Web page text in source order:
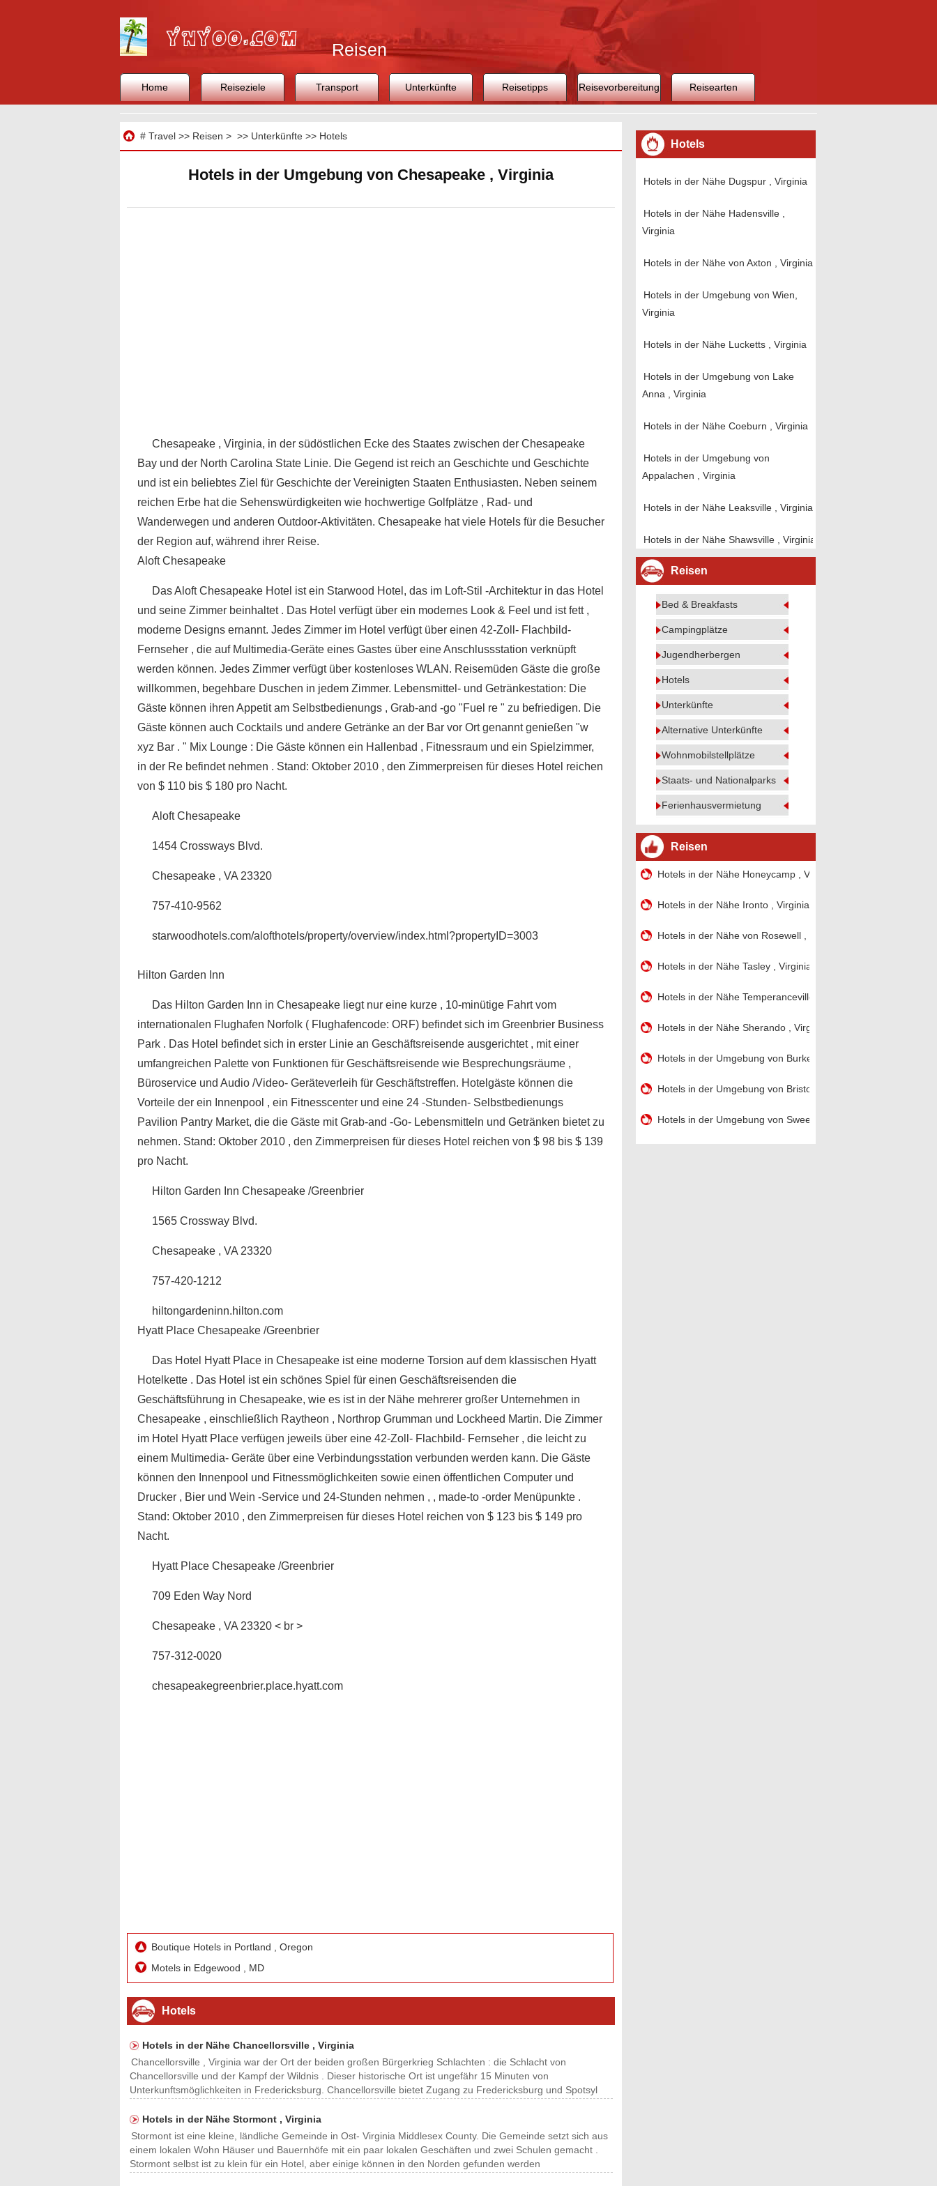
Reisen
Home Reiseziele Transport Unterkünfte Reisetipps Reisevorbereitung Reisearten
# Travel>> Reisen > >> Unterkünfte>> Hotels
Hotels in der Umgebung von Chesapeake , Virginia
Chesapeake , Virginia, in der südöstlichen Ecke des Staates zwischen der Chesapeake
Bay und der North Carolina State Linie. Die Gegend ist reich an Geschichte und Geschichte
und ist ein beliebtes Ziel für Geschichte der Vereinigten Staaten Enthusiasten. Neben seinem
reichen Erbe hat die Sehenswürdigkeiten wie hochwertige Golfplätze , Rad- und
Wanderwegen und anderen Outdoor-Aktivitäten. Chesapeake hat viele Hotels für die Besucher
der Region auf, während ihrer Reise.
Aloft Chesapeake
Das Aloft Chesapeake Hotel ist ein Starwood Hotel, das im Loft-Stil -Architektur in das Hotel
und seine Zimmer beinhaltet . Das Hotel verfügt über ein modernes Look & Feel und ist fett ,
moderne Designs ernannt. Jedes Zimmer im Hotel verfügt über einen 42-Zoll- Flachbild-
Fernseher , die auf Multimedia-Geräte eines Gastes über eine Anschlussstation verknüpft
werden können. Jedes Zimmer verfügt über kostenloses WLAN. Reisemüden Gäste die große
willkommen, begehbare Duschen in jedem Zimmer. Lebensmittel- und Getränkestation: Die
Gäste können ihren Appetit am Selbstbedienungs , Grab-and -go "Fuel re " zu befriedigen. Die
Gäste können auch Cocktails und andere Getränke an der Bar vor Ort genannt genießen "w
xyz Bar . " Mix Lounge : Die Gäste können ein Hallenbad , Fitnessraum und ein Spielzimmer,
in der Re befindet nehmen . Stand: Oktober 2010 , den Zimmerpreisen für dieses Hotel reichen
von $ 110 bis $ 180 pro Nacht.
Aloft Chesapeake
1454 Crossways Blvd.
Chesapeake , VA 23320
757-410-9562
starwoodhotels.com/alofthotels/property/overview/index.html?propertyID=3003
Hilton Garden Inn
Das Hilton Garden Inn in Chesapeake liegt nur eine kurze , 10-minütige Fahrt vom
internationalen Flughafen Norfolk ( Flughafencode: ORF) befindet sich im Greenbrier Business
Park . Das Hotel befindet sich in erster Linie an Geschäftsreisende ausgerichtet , mit einer
umfangreichen Palette von Funktionen für Geschäftsreisende wie Besprechungsräume ,
Büroservice und Audio /Video- Geräteverleih für Geschäftstreffen. Hotelgäste können die
Vorteile der ein Innenpool , ein Fitnesscenter und eine 24 -Stunden- Selbstbedienungs
Pavilion Pantry Market, die die Gäste mit Grab-and -Go- Lebensmitteln und Getränken bietet zu
nehmen. Stand: Oktober 2010 , den Zimmerpreisen für dieses Hotel reichen von $ 98 bis $ 139
pro Nacht.
Hilton Garden Inn Chesapeake /Greenbrier
1565 Crossway Blvd.
Chesapeake , VA 23320
757-420-1212
hiltongardeninn.hilton.com
Hyatt Place Chesapeake /Greenbrier
Das Hotel Hyatt Place in Chesapeake ist eine moderne Torsion auf dem klassischen Hyatt
Hotelkette . Das Hotel ist ein schönes Spiel für einen Geschäftsreisenden die
Geschäftsführung in Chesapeake, wie es ist in der Nähe mehrerer großer Unternehmen in
Chesapeake , einschließlich Raytheon , Northrop Grumman und Lockheed Martin. Die Zimmer
im Hotel Hyatt Place verfügen jeweils über eine 42-Zoll- Flachbild- Fernseher , die leicht zu
einem Multimedia- Geräte über eine Verbindungsstation verbunden werden kann. Die Gäste
können den Innenpool und Fitnessmöglichkeiten sowie einen öffentlichen Computer und
Drucker , Bier und Wein -Service und 24-Stunden nehmen , , made-to -order Menüpunkte .
Stand: Oktober 2010 , den Zimmerpreisen für dieses Hotel reichen von $ 123 bis $ 149 pro
Nacht.
Hyatt Place Chesapeake /Greenbrier
709 Eden Way Nord
Chesapeake , VA 23320 < br >
757-312-0020
chesapeakegreenbrier.place.hyatt.com
Boutique Hotels in Portland , Oregon
Motels in Edgewood , MD
Hotels
Hotels in der Nähe Chancellorsville , Virginia
Chancellorsville , Virginia war der Ort der beiden großen Bürgerkrieg Schlachten : die Schlacht von
Chancellorsville und der Kampf der Wildnis . Dieser historische Ort ist ungefähr 15 Minuten von
Unterkunftsmöglichkeiten in Fredericksburg. Chancellorsville bietet Zugang zu Fredericksburg und Spotsyl
Hotels in der Nähe Stormont , Virginia
Stormont ist eine kleine, ländliche Gemeinde in Ost- Virginia Middlesex County. Die Gemeinde setzt sich aus
einem lokalen Wohn Häuser und Bauernhöfe mit ein paar lokalen Geschäften und zwei Schulen gemacht .
Stormont selbst ist zu klein für ein Hotel, aber einige können in den Norden gefunden werden
Hotels
Hotels in der Nähe Dugspur , Virginia
Hotels in der Nähe Hadensville ,
Virginia
Hotels in der Nähe von Axton , Virginia
Hotels in der Umgebung von Wien,
Virginia
Hotels in der Nähe Lucketts , Virginia
Hotels in der Umgebung von Lake
Anna , Virginia
Hotels in der Nähe Coeburn , Virginia
Hotels in der Umgebung von
Appalachen , Virginia
Hotels in der Nähe Leaksville , Virginia
Hotels in der Nähe Shawsville , Virginia
Reisen
Bed & Breakfasts
Campingplätze
Jugendherbergen
Hotels
Unterkünfte
Alternative Unterkünfte
Wohnmobilstellplätze
Staats- und Nationalparks
Ferienhausvermietung
Reisen
Hotels in der Nähe Honeycamp , Virginia
Hotels in der Nähe Ironto , Virginia
Hotels in der Nähe von Rosewell , Virginia
Hotels in der Nähe Tasley , Virginia
Hotels in der Nähe Temperanceville , Virginia
Hotels in der Nähe Sherando , Virginia
Hotels in der Umgebung von Burke , Virginia
Hotels in der Umgebung von Bristow , Virginia
Hotels in der Umgebung von Sweet Briar , Virginia